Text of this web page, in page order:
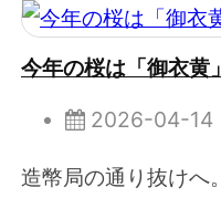
今年の桜は「御衣黄」
2026-04-14
造幣局の通り抜けへ